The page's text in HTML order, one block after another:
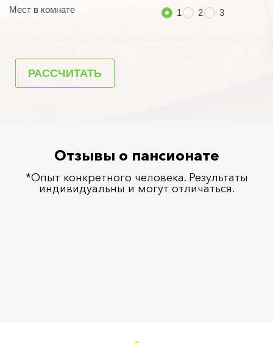
Отзывы о пансионате
*Опыт конкретного человека. Результаты
индивидуальны и могут отличаться.